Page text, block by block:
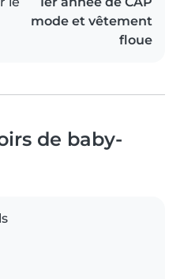
mode et vêtement
floue
de baby-